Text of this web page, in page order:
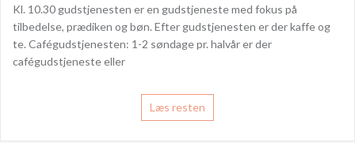
Kl. 10.30 gudstjenesten er en gudstjeneste med fokus på
tilbedelse, prædiken og bøn. Efter gudstjenesten er der kaffe og
te. Cafégudstjenesten: 1-2 søndage pr. halvår er der
cafégudstjeneste eller
Læs resten